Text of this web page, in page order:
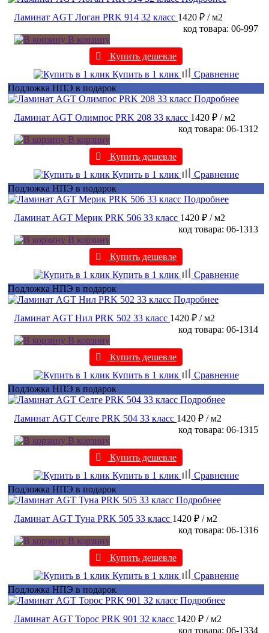
Ламинат AGT Логан PRK 914 32 класс 1420 ₽ / м2
код товара: 06-997
В корзину
Купить дешевле
Купить в 1 клик
Сравнение
Подложка НПЭ в подарок
Подробнее
Ламинат AGT Олимпос PRK 208 33 класс 1420 ₽ / м2
код товара: 06-1312
В корзину
Купить дешевле
Купить в 1 клик
Сравнение
Подложка НПЭ в подарок
Подробнее
Ламинат AGT Мерик PRK 506 33 класс 1420 ₽ / м2
код товара: 06-1313
В корзину
Купить дешевле
Купить в 1 клик
Сравнение
Подложка НПЭ в подарок
Подробнее
Ламинат AGT Нил PRK 502 33 класс 1420 ₽ / м2
код товара: 06-1314
В корзину
Купить дешевле
Купить в 1 клик
Сравнение
Подложка НПЭ в подарок
Подробнее
Ламинат AGT Селге PRK 504 33 класс 1420 ₽ / м2
код товара: 06-1315
В корзину
Купить дешевле
Купить в 1 клик
Сравнение
Подложка НПЭ в подарок
Подробнее
Ламинат AGT Туна PRK 505 33 класс 1420 ₽ / м2
код товара: 06-1316
В корзину
Купить дешевле
Купить в 1 клик
Сравнение
Подложка НПЭ в подарок
Подробнее
Ламинат AGT Торос PRK 901 32 класс 1420 ₽ / м2
код товара: 06-1334